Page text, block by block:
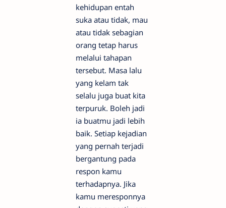
kehidupan entah
suka atau tidak, mau
atau tidak sebagian
orang tetap harus
melalui tahapan
tersebut. Masa lalu
yang kelam tak
selalu juga buat kita
terpuruk. Boleh jadi
ia buatmu jadi lebih
baik. Setiap kejadian
yang pernah terjadi
bergantung pada
respon kamu
terhadapnya. Jika
kamu meresponnya